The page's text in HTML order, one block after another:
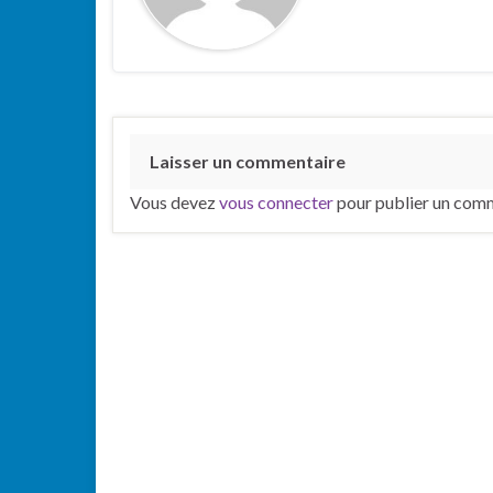
Laisser un commentaire
Vous devezvous connecterpour publier un